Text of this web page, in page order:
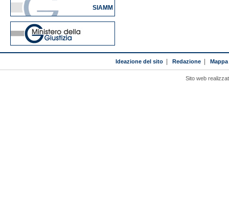
SIAMM
Ideazione del sito| Redazione|
Sito web